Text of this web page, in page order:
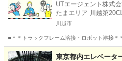
UTエージェント株式
たまエリア 川越第
川越市
■＊＊トラックフレーム溶接・ロボット溶接
埼玉 川越市 機械
東京都内エレベータ